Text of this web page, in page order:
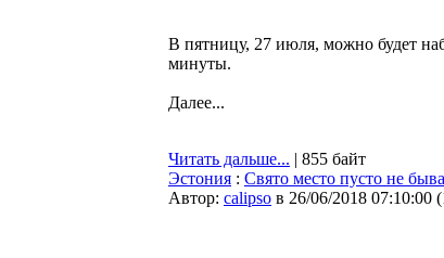
В пятницу, 27 июля, можно будет
минуты.
Далее...
Читать дальше... | 855 байт
Эстония : Свято место пусто не
Автор: calipso в 26/06/2018 07:10:00 (